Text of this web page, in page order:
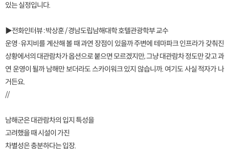
있는 실정입니다.
▶전화인터뷰 : 박상훈 / 경남도립남해대학 호텔관광학부 교수
운영·유지비를 계산해 볼 때 과연 장점이 있을까 주변에 테마파크 인프라가 갖춰진
상황에서의 대관람차가 옵션으로 붙으면 모르겠지만, 그냥 대관람차 정도만 갖고 과
연 운영이 될까 남해만 보더라도 스카이워크 있지 않습니까. 여기도 사실 적자가 나
거든요.
//
남해군은 대관람차의 입지 특성을
고려했을 때 시설이 가진
차별성은 충분하다는 입장.